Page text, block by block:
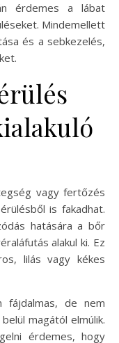
érdemes a lábat
Mindemellett
és a sebkezelés,
vagy fertőzés
is fakadhat.
hatására a bőr
alakul ki. Ez
lilás vagy kékes
fájdalmas, de nem
magától elmúlik.
érdemes, hogy